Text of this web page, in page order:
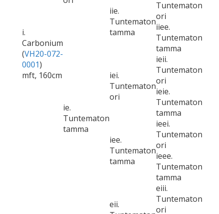
i.
Carbonium
(VH20-072-
0001)
mft, 160cm
iie.
Tuntematon
tamma
Tuntematon
ori
iiee.
Tuntematon
tamma
ie.
Tuntematon
tamma
iei.
Tuntematon
ori
ieii.
Tuntematon
ori
ieie.
Tuntematon
tamma
iee.
Tuntematon
tamma
ieei.
Tuntematon
ori
ieee.
Tuntematon
tamma
eii.
eiii.
Tuntematon
ori